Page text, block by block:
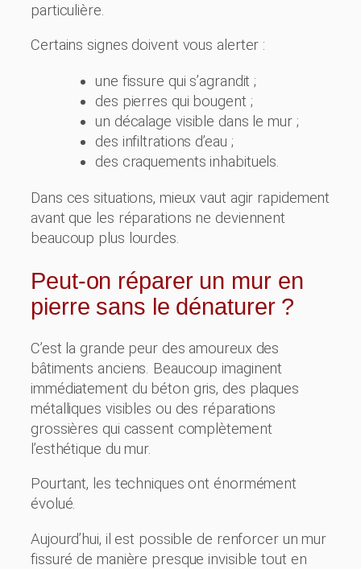
particulière.
Certains signes doivent vous alerter :
une fissure qui s’agrandit ;
des pierres qui bougent ;
un décalage visible dans le mur ;
des infiltrations d’eau ;
des craquements inhabituels.
Dans ces situations, mieux vaut agir rapidement
avant que les réparations ne deviennent
beaucoup plus lourdes.
Peut-on réparer un mur en
pierre sans le dénaturer ?
C’est la grande peur des amoureux des
bâtiments anciens. Beaucoup imaginent
immédiatement du béton gris, des plaques
métalliques visibles ou des réparations
grossières qui cassent complètement
l’esthétique du mur.
Pourtant, les techniques ont énormément
évolué.
Aujourd’hui, il est possible de renforcer un mur
fissuré de manière presque invisible tout en